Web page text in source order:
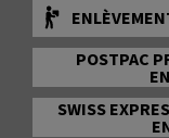
POSTPAC
SWISS